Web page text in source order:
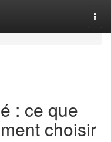
: ce que
choisir